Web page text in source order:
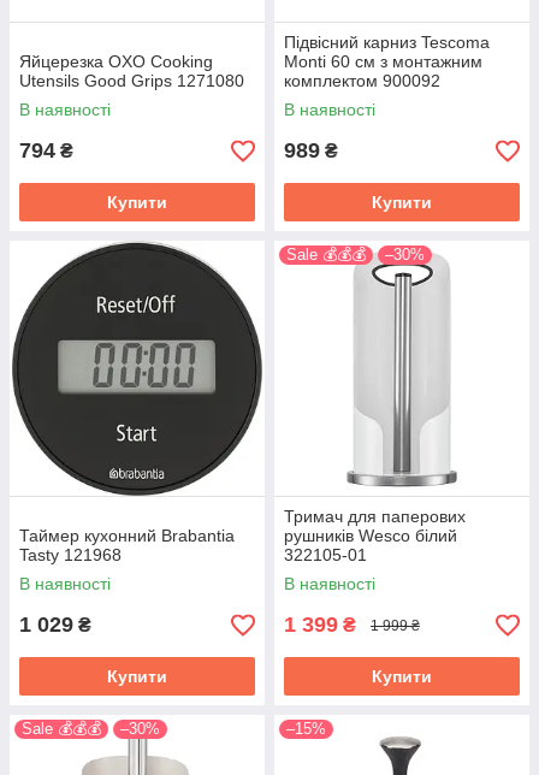
Яйцерезка OXO Cooking
Utensils Good Grips 1271080
В наявності
794 ₴
Купити
Підвісний карниз Tescoma
Monti 60 см з монтажним
комплектом 900092
В наявності
989 ₴
Купити
Таймер кухонний Brabantia
Tasty 121968
В наявності
1 029 ₴
Купити
Sale 💰💰💰 –30%
Тримач для паперових
рушників Wesco білий
322105-01
В наявності
1 399 ₴ 1 999 ₴
Купити
Sale 💰💰💰 –30% –15%